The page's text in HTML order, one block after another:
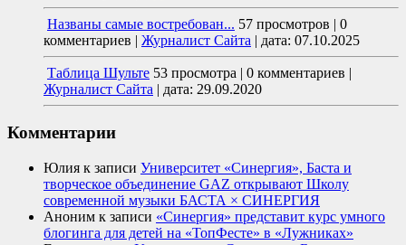
Названы самые востребован... 57 просмотров | 0
комментариев | Журналист Сайта | дата: 07.10.2025
Таблица Шульте 53 просмотра | 0 комментариев |
Журналист Сайта | дата: 29.09.2020
Комментарии
Юлия к записи Университет «Синергия», Баста и
творческое объединение GAZ открывают Школу
современной музыки БАСТА × СИНЕРГИЯ
Аноним к записи «Синергия» представит курс умного
блогинга для детей на «ТопФесте» в «Лужниках»